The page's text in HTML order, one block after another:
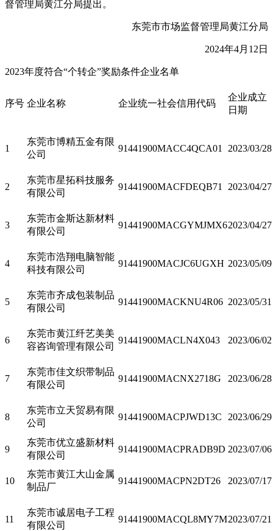
督管理局黄江分局提出。
东莞市市场监督管理局黄江分局
2024年4月12日
2023年度符合“个转企”奖励条件企业名单
序号 企业名称 企业统一社会信用代码
企业成立
日期
1
东莞市博精五金有限
公司
91441900MACC4QCA01 2023/03/28
2
东莞市星拓科技服务
有限公司
91441900MACFDEQB71 2023/04/27
3
东莞市金斯达新材料
有限公司
91441900MACGYMJMX62023/04/27
4
东莞市浩翔电脑智能
科技有限公司
91441900MACJC6UGXH 2023/05/09
5
东莞市齐成包装制品
有限公司
91441900MACKNU4R06 2023/05/31
6
东莞市黄江纤艺美美
容咨询管理有限公司
91441900MACLN4X043 2023/06/02
7
东莞市佳文织带制品
有限公司
91441900MACNX2718G 2023/06/28
8
东莞市立天贸易有限
公司
91441900MACPJWD13C 2023/06/29
9
东莞市优立盛新材料
有限公司
91441900MACPRADB9D 2023/07/06
10
东莞市黄江大山金属
制品厂
91441900MACPN2DT26 2023/07/17
11
东莞市诚居电子工程
有限公司
91441900MACQL8MY7M2023/07/21